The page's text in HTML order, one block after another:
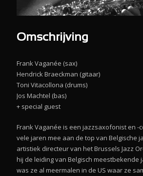
Omschrijving
Frank Vaganée (sax)
Hendrick Braeckman (gitaar)
Toni Vitacollona (drums)
Jos Machtel (bas)
+ special guest
Frank Vaganée is een jazzsaxofonist en -
vele jaren mee aan de top van Belgische
artistiek directeur van het Brussels Jazz
hij de leiding van Belgisch meestbekende
was ze al meermalen in de US waar ze